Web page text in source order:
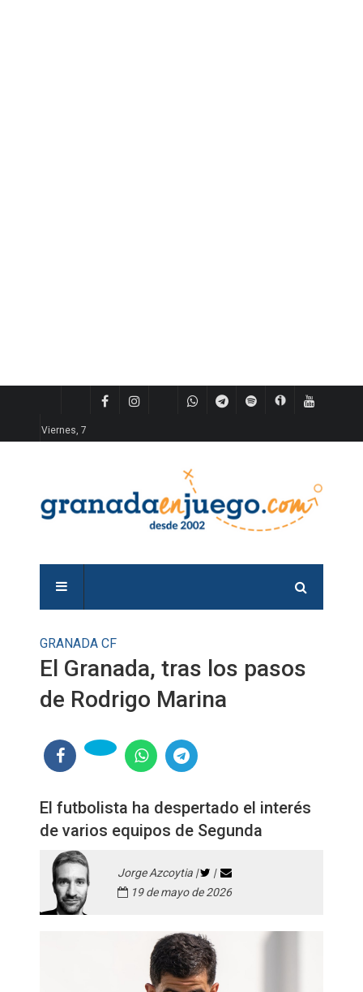
Viernes, 7
GRANADA CF
El Granada, tras los pasos
de Rodrigo Marina
El futbolista ha despertado el interés
de varios equipos de Segunda
Jorge Azcoytia |
|
19 de mayo de 2026